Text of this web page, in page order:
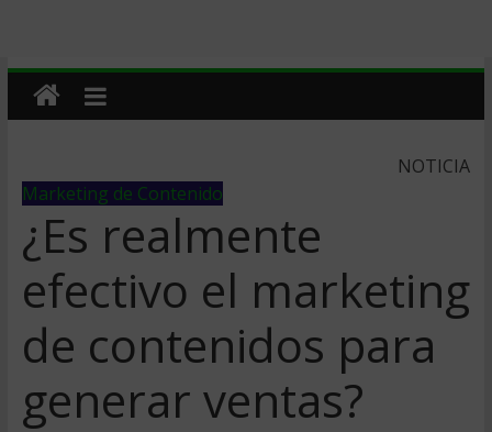
NOTICIA
Marketing de Contenido
¿Es realmente
efectivo el marketing
de contenidos para
generar ventas?